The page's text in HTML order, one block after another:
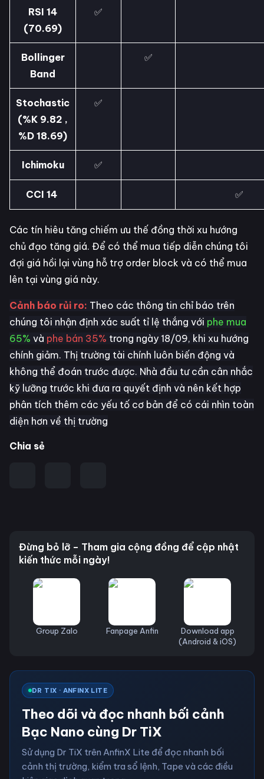
RSI 14
(70.69)
✅
Bollinger
Band
✅
Stochastic
(%K 9.82 ,
%D 18.69)
✅
Ichimoku ✅
CCI 14 ✅
Các tín hiêu tăng chiếm ưu thế đồng thời xu hướng
chủ đạo tăng giá. Để có thể mua tiếp diễn chúng tôi
đợi giá hồi lại vùng hỗ trợ order block và có thể mua
lên tại vùng giá này.
Cảnh báo rủi ro: Theo các thông tin chỉ báo trên
chúng tôi nhận định xác suất tỉ lệ thắng với phe mua
65% và phe bán 35% trong ngày 18/09, khi xu hướng
chính giảm. Thị trường tài chính luôn biến động và
không thể đoán trước được. Nhà đầu tư cần cân nhắc
kỹ lưỡng trước khi đưa ra quyết định và nên kết hợp
phân tích thêm các yếu tố cơ bản để có cái nhìn toàn
diện hơn về thị trường
Chia sẻ
Đừng bỏ lỡ – Tham gia cộng đồng để cập nhật
kiến thức mỗi ngày!
Group Zalo Fanpage Anfin
Download app
(Android & iOS)
DR TIX · ANFINX LITE
Theo dõi và đọc nhanh bối cảnh
Bạc Nano cùng Dr TiX
Sử dụng Dr TiX trên AnfinX Lite để đọc nhanh bối
cảnh thị trường, kiểm tra sổ lệnh, Tape và các điều